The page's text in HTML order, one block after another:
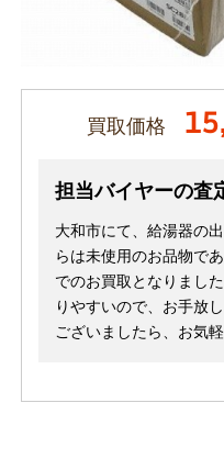
買取価格
担当バイヤーの査
大和市にて、給湯器の
らは未使用のお品物で
でのお買取となりまし
りやすいので、お手放
ございましたら、お気